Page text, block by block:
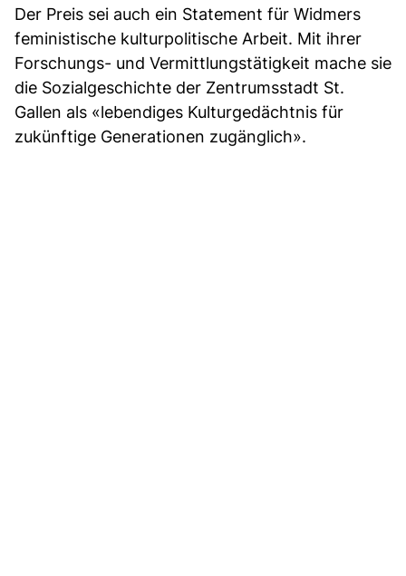
Der Preis sei auch ein Statement für Widmers
feministische kulturpolitische Arbeit. Mit ihrer
Forschungs- und Vermittlungstätigkeit mache sie
die Sozialgeschichte der Zentrumsstadt St.
Gallen als «lebendiges Kulturgedächtnis für
zukünftige Generationen zugänglich».